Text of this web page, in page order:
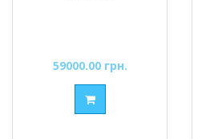
59000.00 грн.